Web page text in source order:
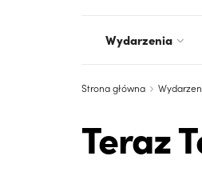
Wydarzenia
Strona główna
Teraz